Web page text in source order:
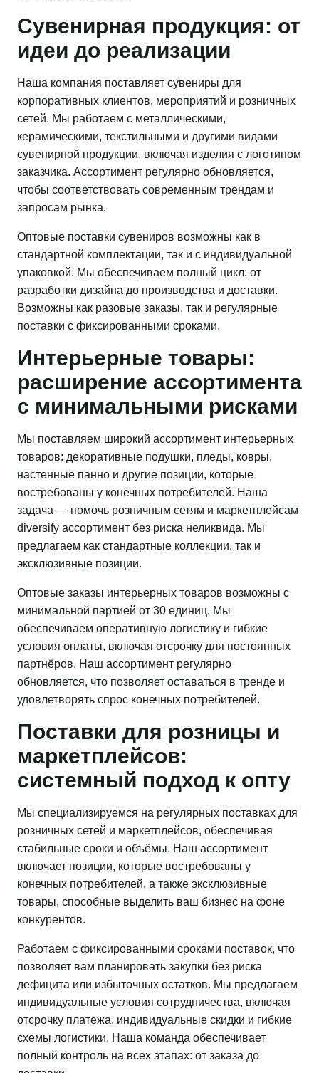
Сувенирная продукция: от
идеи до реализации
Наша компания поставляет сувениры для
корпоративных клиентов, мероприятий и розничных
сетей. Мы работаем с металлическими,
керамическими, текстильными и другими видами
сувенирной продукции, включая изделия с логотипом
заказчика. Ассортимент регулярно обновляется,
чтобы соответствовать современным трендам и
запросам рынка.
Оптовые поставки сувениров возможны как в
стандартной комплектации, так и с индивидуальной
упаковкой. Мы обеспечиваем полный цикл: от
разработки дизайна до производства и доставки.
Возможны как разовые заказы, так и регулярные
поставки с фиксированными сроками.
Интерьерные товары:
расширение ассортимента
с минимальными рисками
Мы поставляем широкий ассортимент интерьерных
товаров: декоративные подушки, пледы, ковры,
настенные панно и другие позиции, которые
востребованы у конечных потребителей. Наша
задача — помочь розничным сетям и маркетплейсам
diversify ассортимент без риска неликвида. Мы
предлагаем как стандартные коллекции, так и
эксклюзивные позиции.
Оптовые заказы интерьерных товаров возможны с
минимальной партией от 30 единиц. Мы
обеспечиваем оперативную логистику и гибкие
условия оплаты, включая отсрочку для постоянных
партнёров. Наш ассортимент регулярно
обновляется, что позволяет оставаться в тренде и
удовлетворять спрос конечных потребителей.
Поставки для розницы и
маркетплейсов:
системный подход к опту
Мы специализируемся на регулярных поставках для
розничных сетей и маркетплейсов, обеспечивая
стабильные сроки и объёмы. Наш ассортимент
включает позиции, которые востребованы у
конечных потребителей, а также эксклюзивные
товары, способные выделить ваш бизнес на фоне
конкурентов.
Работаем с фиксированными сроками поставок, что
позволяет вам планировать закупки без риска
дефицита или избыточных остатков. Мы предлагаем
индивидуальные условия сотрудничества, включая
отсрочку платежа, индивидуальные скидки и гибкие
схемы логистики. Наша команда обеспечивает
полный контроль на всех этапах: от заказа до